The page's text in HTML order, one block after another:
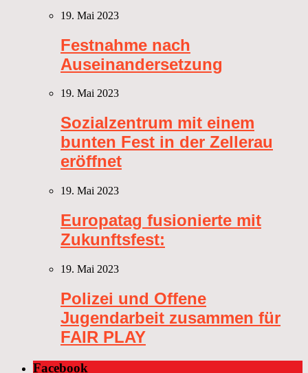
19. Mai 2023
Festnahme nach
Auseinandersetzung
19. Mai 2023
Sozialzentrum mit einem
bunten Fest in der Zellerau
eröffnet
19. Mai 2023
Europatag fusionierte mit
Zukunftsfest:
19. Mai 2023
Polizei und Offene
Jugendarbeit zusammen für
FAIR PLAY
Facebook